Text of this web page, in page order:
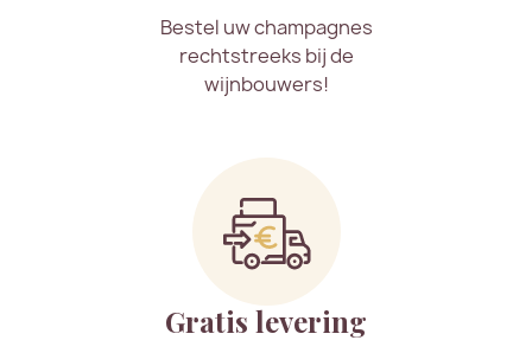
Bestel uw champagnes
rechtstreeks bij de
wijnbouwers!
Gratis levering